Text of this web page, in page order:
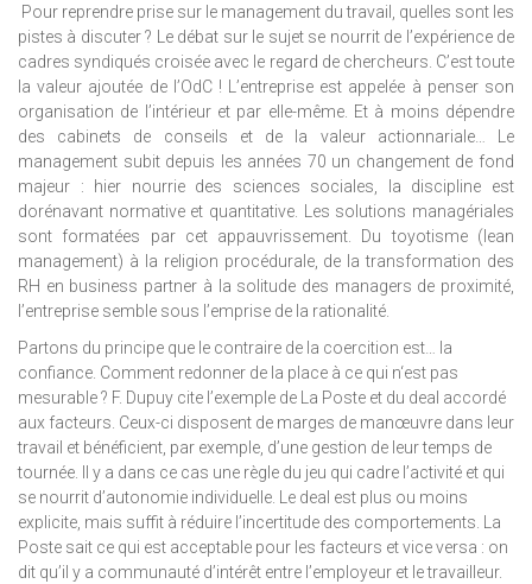
Pour reprendre prise sur le management du travail, quelles sont les
pistes à discuter ? Le débat sur le sujet se nourrit de l’expérience de
cadres syndiqués croisée avec le regard de chercheurs. C’est toute
la valeur ajoutée de l’OdC ! L’entreprise est appelée à penser son
organisation de l’intérieur et par elle-même. Et à moins dépendre
des cabinets de conseils et de la valeur actionnariale… Le
management subit depuis les années 70 un changement de fond
majeur : hier nourrie des sciences sociales, la discipline est
dorénavant normative et quantitative. Les solutions managériales
sont formatées par cet appauvrissement. Du toyotisme (lean
management) à la religion procédurale, de la transformation des
RH en business partner à la solitude des managers de proximité,
l’entreprise semble sous l’emprise de la rationalité.
Partons du principe que le contraire de la coercition est… la
confiance. Comment redonner de la place à ce qui n‘est pas
mesurable ? F. Dupuy cite l’exemple de La Poste et du deal accordé
aux facteurs. Ceux-ci disposent de marges de manœuvre dans leur
travail et bénéficient, par exemple, d’une gestion de leur temps de
tournée. Il y a dans ce cas une règle du jeu qui cadre l’activité et qui
se nourrit d’autonomie individuelle. Le deal est plus ou moins
explicite, mais suffit à réduire l’incertitude des comportements. La
Poste sait ce qui est acceptable pour les facteurs et vice versa : on
dit qu’il y a communauté d’intérêt entre l’employeur et le travailleur.